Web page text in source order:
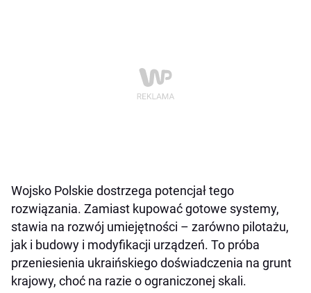
Wojsko Polskie dostrzega potencjał tego
rozwiązania. Zamiast kupować gotowe systemy,
stawia na rozwój umiejętności – zarówno pilotażu,
jak i budowy i modyfikacji urządzeń. To próba
przeniesienia ukraińskiego doświadczenia na grunt
krajowy, choć na razie o ograniczonej skali.